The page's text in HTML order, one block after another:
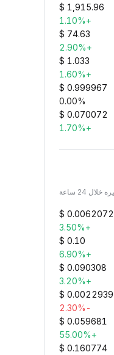
$ 1,915.96
+1.10%
$ 74.63
+2.90%
$ 1.033
+1.60%
$ 0.999967
0.00%
$ 0.070072
+1.70%
24 ساعة
$
+3.50%
$ 0.10
+6.90%
$ 0.090308
+3.20%
$
-2.30%
$ 0.059681
+55.00%
$ 0.160774